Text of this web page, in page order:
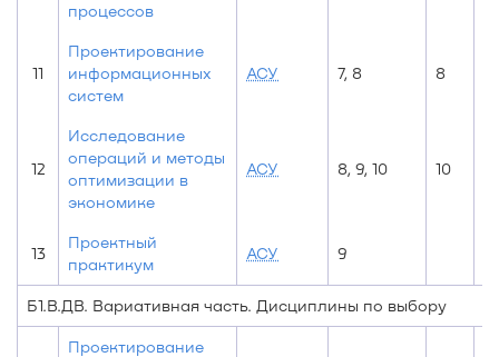
процессов
11
Проектирование
информационных
систем
АСУ 7, 8 8
12
Исследование
операций и методы
оптимизации в
экономике
АСУ 8, 9, 10 10
13
Проектный
практикум
АСУ 9
Б1.В.ДВ. Вариативная часть. Дисциплины по выбору
Проектирование